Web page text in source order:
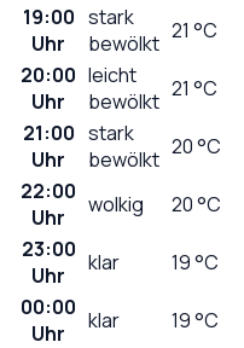
19:00
Uhr
stark
bewölkt 21 °C
20:00
Uhr
leicht
bewölkt 21 °C
21:00
Uhr
stark
bewölkt 20°C
22:00
Uhr
wolkig 20°C
23:00
Uhr
klar 19°C
00:00
Uhr
klar 19°C